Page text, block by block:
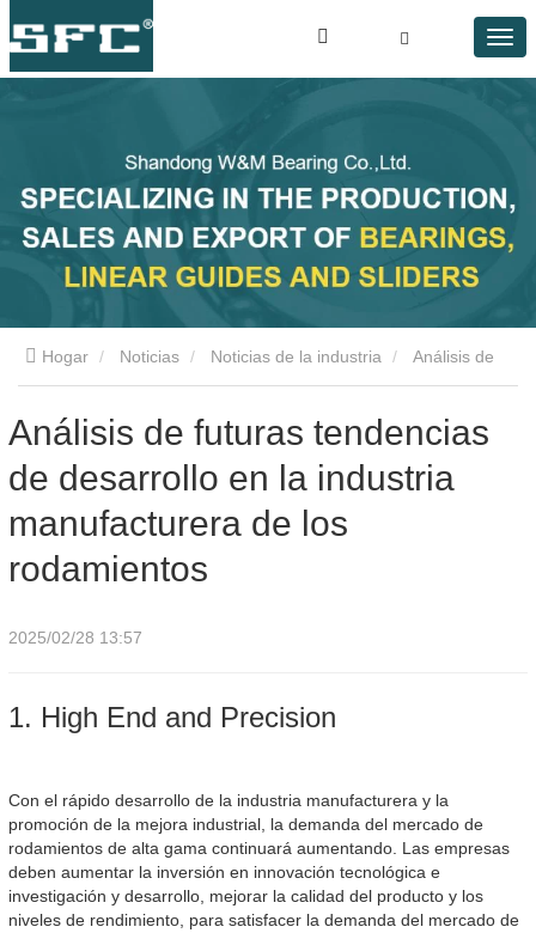
Hogar Noticias Noticias de la industria
futuras tendencias de desarrollo en la industria manufacturera
de los rodamientos
Análisis de futuras tendencias
de desarrollo en la industria
manufacturera de los
rodamientos
2025/02/28 13:57
1. High End and Precision
Con el rápido desarrollo de la industria manufacturera y la
promoción de la mejora industrial, la demanda del mercado de
rodamientos de alta gama continuará aumentando. Las empresas
deben aumentar la inversión en innovación tecnológica e
investigación y desarrollo, mejorar la calidad del producto y los
niveles de rendimiento, para satisfacer la demanda del mercado de